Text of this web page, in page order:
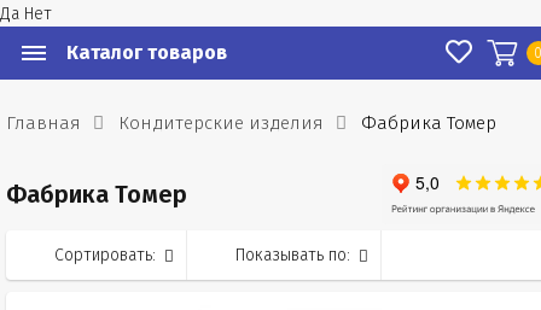
Да Нет
Каталог товаров
Главная Кондитерские изделия Фабрика Томер
Фабрика Томер
Сортировать: Показывать по: